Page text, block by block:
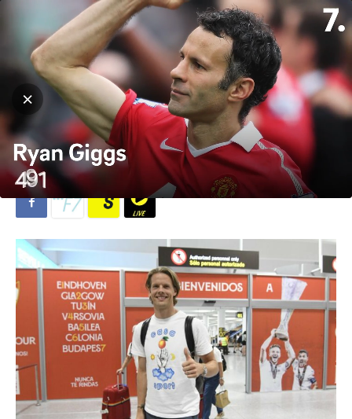
Hjem Fotball
Fotball La Liga
Nå har vi fem norske spillere
i La Liga
Av Michael Breines Oredam 20. august 2023 1908